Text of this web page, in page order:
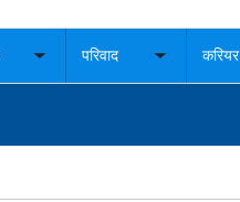
submenu
परिवाद
Toggle
submenu
करियर